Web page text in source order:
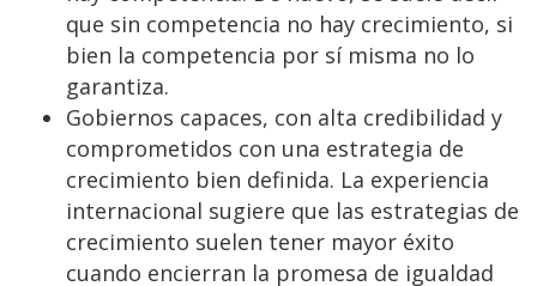
que sin competencia no hay crecimiento, si
bien la competencia por sí misma no lo
garantiza.
Gobiernos capaces, con alta credibilidad y
comprometidos con una estrategia de
crecimiento bien definida. La experiencia
internacional sugiere que las estrategias de
crecimiento suelen tener mayor éxito
cuando encierran la promesa de igualdad